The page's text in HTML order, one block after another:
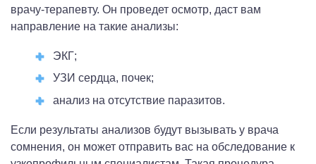
врачу-терапевту. Он проведет осмотр, даст вам
направление на такие анализы:
ЭКГ;
УЗИ сердца, почек;
анализ на отсутствие паразитов.
Если результаты анализов будут вызывать у врача
сомнения, он может отправить вас на обследование к